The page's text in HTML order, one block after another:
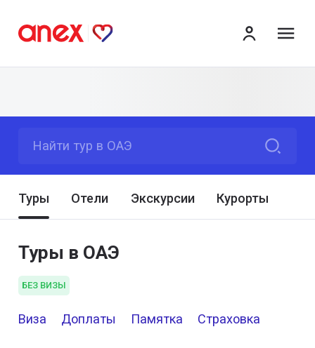
Найти тур в ОАЭ
Туры Отели Экскурсии Курорты
Туры в ОАЭ
БЕЗ ВИЗЫ
Виза Доплаты Памятка Страховка